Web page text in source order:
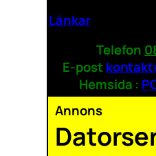
Länkar
Telefon
E-post
Hemsida :
Annons